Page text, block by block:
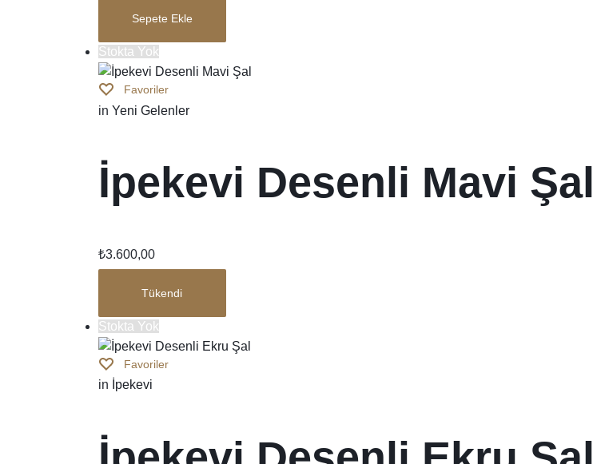
Sepete Ekle
Stokta Yok
Favoriler
in Yeni Gelenler
İpekevi Desenli Mavi Şal
₺3.600,00
Tükendi
Stokta Yok
Favoriler
in İpekevi